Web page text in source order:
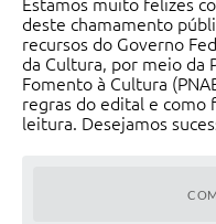
Estamos muito felizes
deste chamamento
recursos do Governo
da Cultura, por meio da
Fomento à Cultura
regras do edital e como
leitura. Desejamos